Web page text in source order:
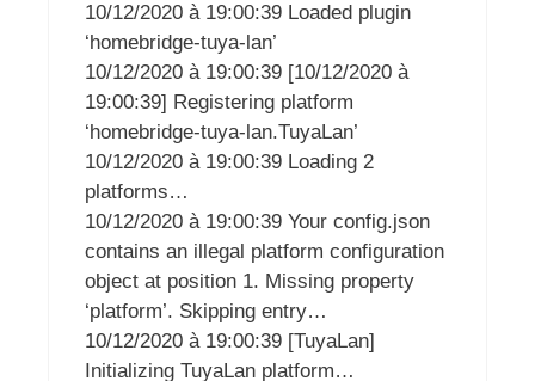
10/12/2020 à 19:00:39 Loaded plugin
‘homebridge-tuya-lan’
10/12/2020 à 19:00:39 [10/12/2020 à
19:00:39] Registering platform
‘homebridge-tuya-lan.TuyaLan’
10/12/2020 à 19:00:39 Loading 2
platforms…
10/12/2020 à 19:00:39 Your config.json
contains an illegal platform configuration
object at position 1. Missing property
‘platform’. Skipping entry…
10/12/2020 à 19:00:39 [TuyaLan]
Initializing TuyaLan platform…